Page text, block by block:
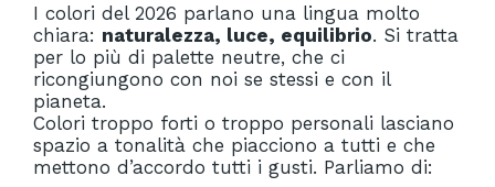
I colori del 2026 parlano una lingua molto
chiara: naturalezza, luce, equilibrio. Si tratta
per lo più di palette neutre, che ci
ricongiungono con noi se stessi e con il
pianeta.
Colori troppo forti o troppo personali lasciano
spazio a tonalità che piacciono a tutti e che
mettono d’accordo tutti i gusti. Parliamo di: